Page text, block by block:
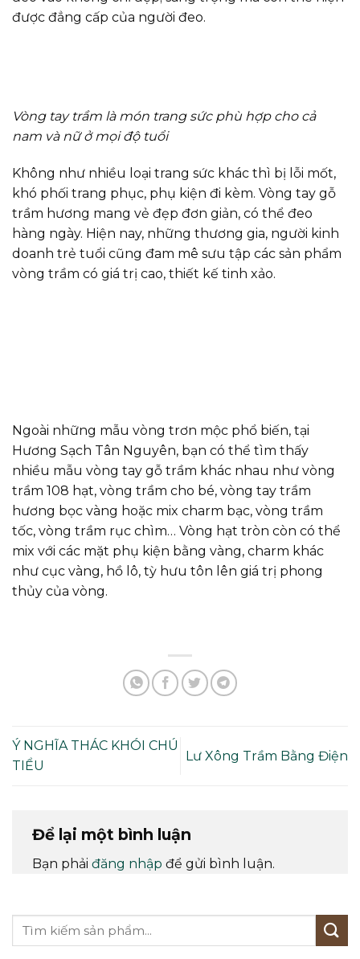
được đẳng cấp của người đeo.
Vòng tay trầm là món trang sức phù hợp cho cả
nam và nữ ở mọi độ tuổi
Không như nhiều loại trang sức khác thì bị lỗi mốt,
khó phối trang phục, phụ kiện đi kèm. Vòng tay gỗ
trầm hương mang vẻ đẹp đơn giản, có thể đeo
hàng ngày. Hiện nay, những thương gia, người kinh
doanh trẻ tuổi cũng đam mê sưu tập các sản phẩm
vòng trầm có giá trị cao, thiết kế tinh xảo.
Ngoài những mẫu vòng trơn mộc phổ biến, tại
Hương Sạch Tân Nguyên, bạn có thể tìm thấy
nhiều mẫu vòng tay gỗ trầm khác nhau như vòng
trầm 108 hạt, vòng trầm cho bé, vòng tay trầm
hương bọc vàng hoặc mix charm bạc, vòng trầm
tốc, vòng trầm rục chìm… Vòng hạt tròn còn có thể
mix với các mặt phụ kiện bằng vàng, charm khác
như cục vàng, hồ lô, tỳ hưu tôn lên giá trị phong
thủy của vòng.
Ý NGHĨA THÁC KHÓI CHÚ
TIỂU
Lư Xông Trầm Bằng Điện
Để lại một bình luận
Bạn phải đăng nhập để gửi bình luận.